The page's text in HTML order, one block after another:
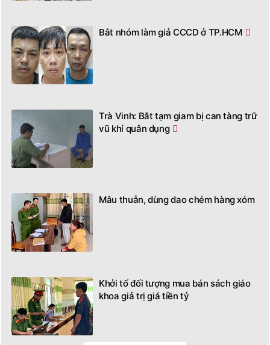
Bắt nhóm làm giả CCCD ở TP.HCM
Trà Vinh: Bắt tạm giam bị can tàng trữ
vũ khí quân dụng
Mâu thuẫn, dùng dao chém hàng xóm
Khởi tố đối tượng mua bán sách giáo
khoa giả trị giá tiền tỷ